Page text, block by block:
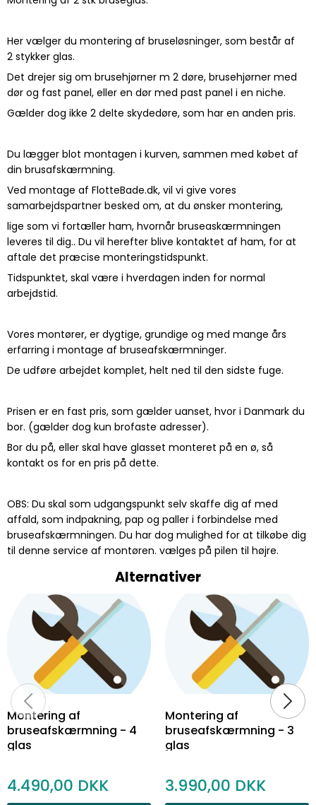
Her vælger du montering af bruseløsninger, som består af
2 stykker glas.
Det drejer sig om brusehjørner m 2 døre, brusehjørner med
dør og fast panel, eller en dør med past panel i en niche.
Gælder dog ikke 2 delte skydedøre, som har en anden pris.
Du lægger blot montagen i kurven, sammen med købet af
din brusafskærmning.
Ved montage af FlotteBade.dk, vil vi give vores
samarbejdspartner besked om, at du ønsker montering,
lige som vi fortæller ham, hvornår bruseaskærmningen
leveres til dig.. Du vil herefter blive kontaktet af ham, for at
aftale det præcise monteringstidspunkt.
Tidspunktet, skal være i hverdagen inden for normal
arbejdstid.
Vores montører, er dygtige, grundige og med mange års
erfarring i montage af bruseafskærmninger.
De udføre arbejdet komplet, helt ned til den sidste fuge.
Prisen er en fast pris, som gælder uanset, hvor i Danmark du
bor. (gælder dog kun brofaste adresser).
Bor du på, eller skal have glasset monteret på en ø, så
kontakt os for en pris på dette.
OBS: Du skal som udgangspunkt selv skaffe dig af med
affald, som indpakning, pap og paller i forbindelse med
bruseafskærmningen. Du har dog mulighed for at tilkøbe dig
til denne service af montøren. vælges på pilen til højre.
Alternativer
Montering af
bruseafskærmning - 4
glas
4.490,00
Montering af
bruseafskærmning - 3
glas
3.990,00